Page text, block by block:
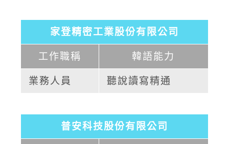
家登精密工業股份有限公司
工作職稱 韓語能力
業務人員 聽說讀寫精通
普安科技股份有限公司